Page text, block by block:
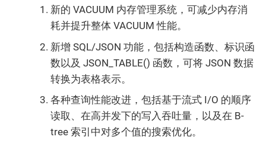
新的 VACUUM 内存管理系统，可减少内存消
耗并提升整体 VACUUM 性能。
新增 SQL/JSON 功能，包括构造函数、标识函
数以及 JSON_TABLE() 函数，可将 JSON 数据
转换为表格表示。
各种查询性能改进，包括基于流式 I/O 的顺序
读取、在高并发下的写入吞吐量，以及在 B-
tree 索引中对多个值的搜索优化。